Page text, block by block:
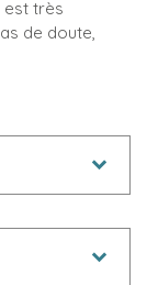
est très
de doute,